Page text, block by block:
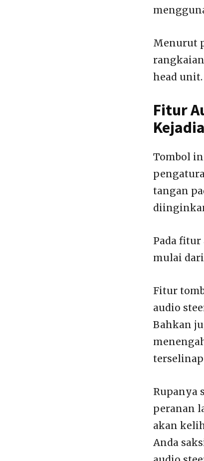
Menurut
head unit.
Fitur
Tombol
tangan
Pada
mulai
Fitur
audio
Bahkan
Rupanya
peranan
akan
Anda